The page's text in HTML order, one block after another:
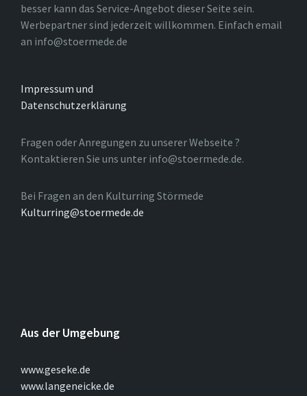
besser kann das Service-Angebot dieser Seite sein.
Werbepartner sind jederzeit willkommen. Einfach email
an info@stoermede.de
Impressum und
Datenschutzerklärung
Fragen oder Anregungen zu unserer Webseite ?
Kontaktieren Sie uns unter info@stoermede.de.
Bei Fragen an den Kulturring Störmede
Kulturring@stoermede.de
Aus der Umgebung
www.geseke.de
www.langeneicke.de